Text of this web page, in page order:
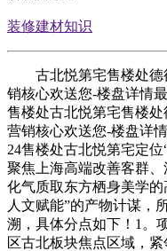
装修建材知识
古北悦第宅售楼处德
销核心欢送您-楼盘详情
售楼处古北悦第宅售楼
营销核心欢送您-楼盘详
24售楼处古北悦第宅定位
聚焦上海高端改善客群
化气质取东方栖身美学的
人文赋能”的产物计谋，
溯，具体分点如下！1。
区古北板块焦点区域，